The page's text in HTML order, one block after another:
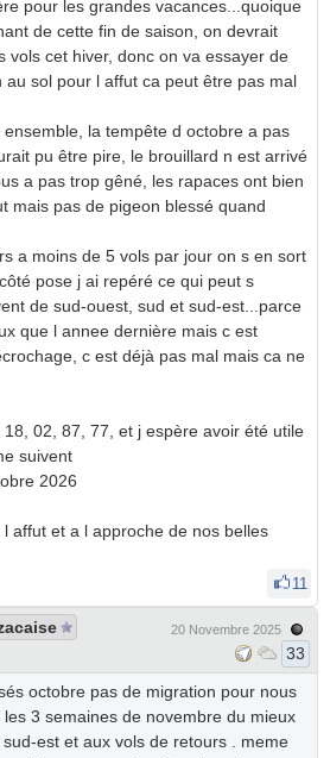
pour les grandes vacances...quoique
de cette fin de saison, on devrait
vols cet hiver, donc on va essayer de
au sol pour l affut ca peut être pas mal
la tempête d octobre a pas
pu être pire, le brouillard n est arrivé
a pas trop gêné, les rapaces ont bien
mais pas de pigeon blessé quand
a moins de 5 vols par jour on s en sort
pose j ai repéré ce qui peut s
de sud-ouest, sud et sud-est...parce
que l annee dernière mais c est
c est déjà pas mal mais ca ne
02, 87, 77, et j espère avoir été utile
suivent
2026
affut et a l approche de nos belles
11
20 Novembre 2025
33
octobre pas de migration pour nous
3 semaines de novembre du mieux
est et aux vols de retours . meme